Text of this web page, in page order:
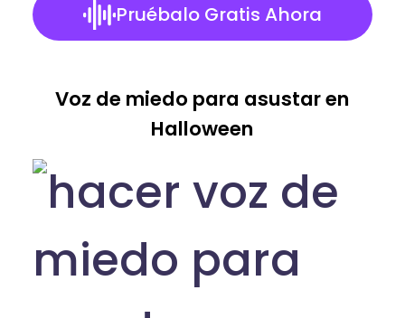
Pruébalo Gratis Ahora
Voz de miedo para asustar en
Halloween